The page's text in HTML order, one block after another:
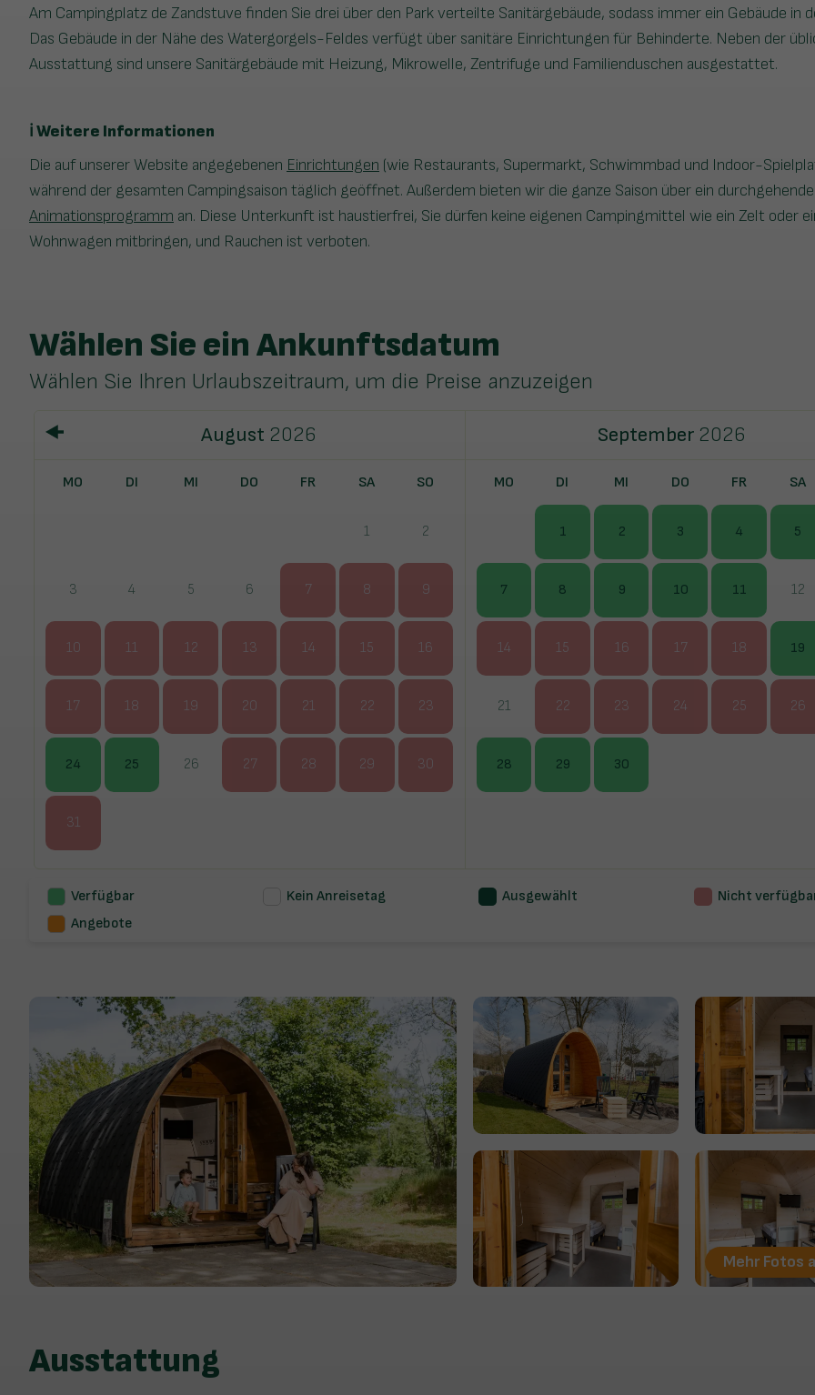
Am Campingplatz de Zandstuve finden Sie drei über den Park verteilte Sanitärgebäude, sodass immer ein Gebäude in
Das Gebäude in der Nähe des Watergorgels-Feldes verfügt über sanitäre Einrichtungen für Behinderte. Neben der
Ausstattung sind unsere Sanitärgebäude mit Heizung, Mikrowelle, Zentrifuge und Familienduschen ausgestattet.
ℹ️ Weitere Informationen
Die auf unserer Website angegebenen Einrichtungen (wie Restaurants, Supermarkt, Schwimmbad und Indoor-
während der gesamten Campingsaison täglich geöffnet. Außerdem bieten wir die ganze Saison über ein
Animationsprogramm an. Diese Unterkunft ist haustierfrei, Sie dürfen keine eigenen Campingmittel wie ein Zelt oder
Wohnwagen mitbringen, und Rauchen ist verboten.
Wählen Sie ein Ankunftsdatum
Wählen Sie Ihren Urlaubszeitraum, um die Preise anzuzeigen
August 2026
MO DI MI DO FR SA SO
1 2
3 4 5 6 7 8 9
10 11 12 13 14 15 16
17 18 19 20 21 22 23
24 25 26 27 28 29 30
31
September 2026
MO DI MI DO FR SA
1 2 3 4 5
7 8 9 10 11 12
14 15 16 17 18 19
21 22 23 24 25 26
28 29 30
Verfügbar Kein Anreisetag Ausgewählt
Nicht
Angebote
Mehr Fotos
Ausstattung